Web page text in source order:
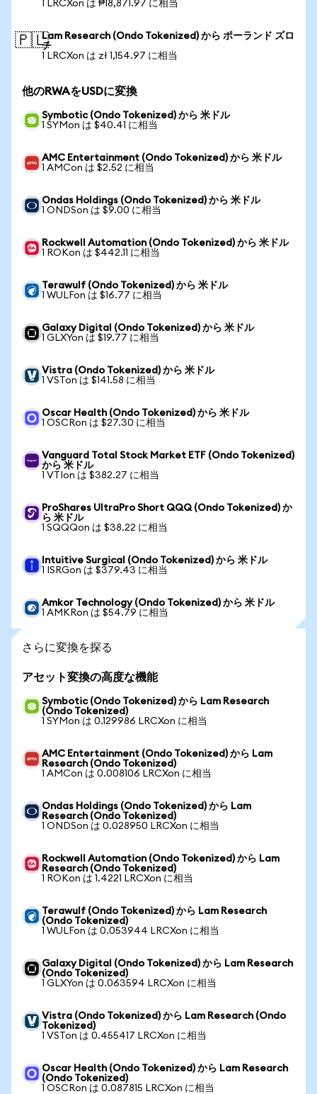
1 LRCXon は ₱18,871.97 に相当
🇵🇱Lam Research (Ondo Tokenized) から ポーランド ズロ
チ
1 LRCXon は zł 1,154.97 に相当
他のRWAをUSDに変換
Symbotic (Ondo Tokenized) から 米ドル
1 SYMon は $40.41 に相当
AMC Entertainment (Ondo Tokenized) から 米ドル
1 AMCon は $2.52 に相当
Ondas Holdings (Ondo Tokenized) から 米ドル
1 ONDSon は $9.00 に相当
Rockwell Automation (Ondo Tokenized) から 米ドル
1 ROKon は $442.11 に相当
Terawulf (Ondo Tokenized) から 米ドル
1 WULFon は $16.77 に相当
Galaxy Digital (Ondo Tokenized) から 米ドル
1 GLXYon は $19.77 に相当
Vistra (Ondo Tokenized) から 米ドル
1 VSTon は $141.58 に相当
Oscar Health (Ondo Tokenized) から 米ドル
1 OSCRon は $27.30 に相当
Vanguard Total Stock Market ETF (Ondo Tokenized)
から 米ドル
1 VTIon は $382.27 に相当
ProShares UltraPro Short QQQ (Ondo Tokenized) か
ら 米ドル
1 SQQQon は $38.22 に相当
Intuitive Surgical (Ondo Tokenized) から 米ドル
1 ISRGon は $379.43 に相当
Amkor Technology (Ondo Tokenized) から 米ドル
1 AMKRon は $54.79 に相当
さらに変換を探る
アセット変換の高度な機能
Symbotic (Ondo Tokenized) から Lam Research
(Ondo Tokenized)
1 SYMon は 0.129986 LRCXon に相当
AMC Entertainment (Ondo Tokenized) から Lam
Research (Ondo Tokenized)
1 AMCon は 0.008106 LRCXon に相当
Ondas Holdings (Ondo Tokenized) から Lam
Research (Ondo Tokenized)
1 ONDSon は 0.028950 LRCXon に相当
Rockwell Automation (Ondo Tokenized) から Lam
Research (Ondo Tokenized)
1 ROKon は 1.4221 LRCXon に相当
Terawulf (Ondo Tokenized) から Lam Research
(Ondo Tokenized)
1 WULFon は 0.053944 LRCXon に相当
Galaxy Digital (Ondo Tokenized) から Lam Research
(Ondo Tokenized)
1 GLXYon は 0.063594 LRCXon に相当
Vistra (Ondo Tokenized) から Lam Research (Ondo
Tokenized)
1 VSTon は 0.455417 LRCXon に相当
Oscar Health (Ondo Tokenized) から Lam Research
(Ondo Tokenized)
1 OSCRon は 0.087815 LRCXon に相当